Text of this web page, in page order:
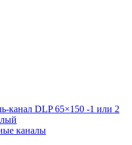
канал DLP 65×150 -1 или 2
каналы